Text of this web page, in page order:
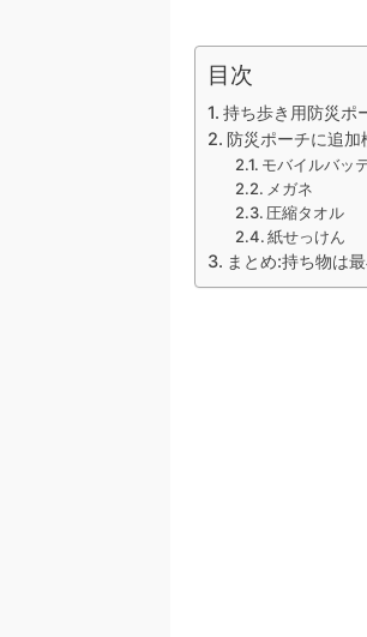
目次
持ち歩き用防災ポ
防災ポーチに追加
モバイルバッ
メガネ
圧縮タオル
紙せっけん
まとめ:持ち物は